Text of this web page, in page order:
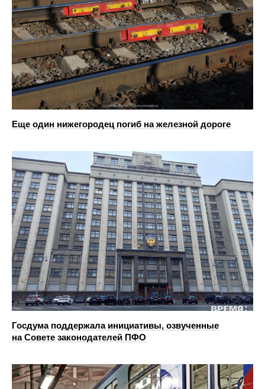
Еще один нижегородец погиб на железной дороге
Госдума поддержала инициативы, озвученные
на Совете законодателей ПФО